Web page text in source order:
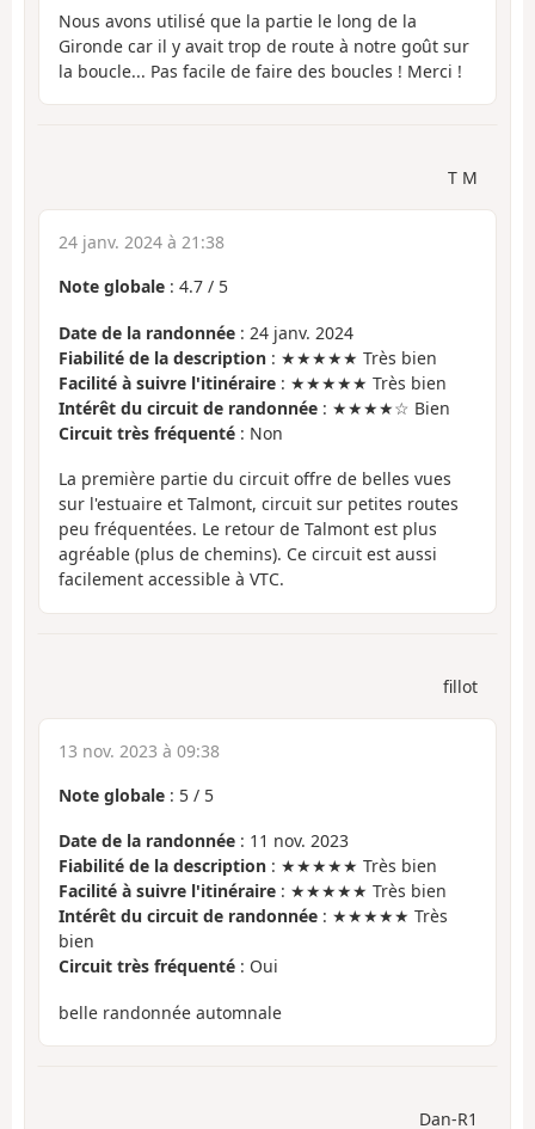
Nous avons utilisé que la partie le long de la
Gironde car il y avait trop de route à notre goût sur
la boucle... Pas facile de faire des boucles ! Merci !
T M
24 janv. 2024 à 21:38
Note globale : 4.7 / 5
Date de la randonnée : 24 janv. 2024
Fiabilité de la description : ★★★★★ Très bien
Facilité à suivre l'itinéraire : ★★★★★ Très bien
Intérêt du circuit de randonnée : ★★★★☆ Bien
Circuit très fréquenté : Non
La première partie du circuit offre de belles vues
sur l'estuaire et Talmont, circuit sur petites routes
peu fréquentées. Le retour de Talmont est plus
agréable (plus de chemins). Ce circuit est aussi
facilement accessible à VTC.
fillot
13 nov. 2023 à 09:38
Note globale : 5 / 5
Date de la randonnée : 11 nov. 2023
Fiabilité de la description : ★★★★★ Très bien
Facilité à suivre l'itinéraire : ★★★★★ Très bien
Intérêt du circuit de randonnée : ★★★★★ Très
bien
Circuit très fréquenté : Oui
belle randonnée automnale
Dan-R1